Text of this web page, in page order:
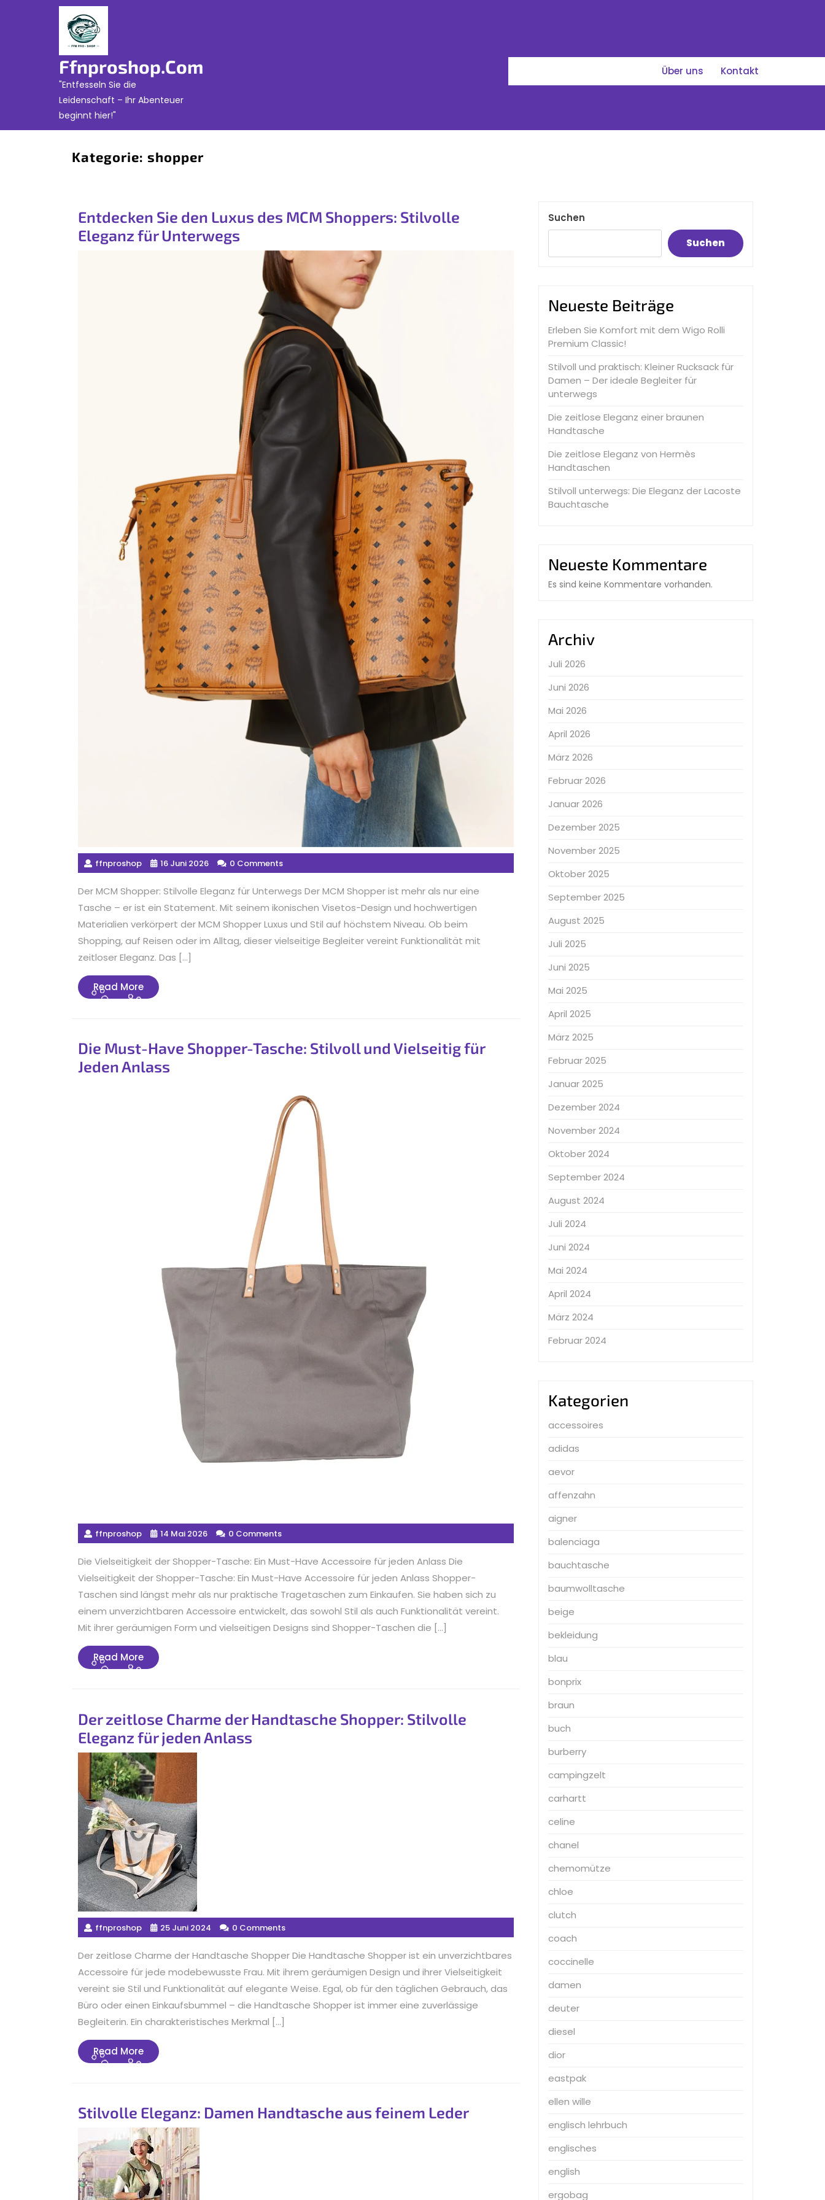
Ffnproshop.com
"Entfesseln Sie die
Leidenschaft – Ihr Abenteuer
beginnt hier!"
Über uns Kontakt
Kategorie: shopper
Entdecken Sie den Luxus des MCM Shoppers: Stilvolle
Eleganz für Unterwegs
ffnproshop 16 Juni 2026 0 Comments
Der MCM Shopper: Stilvolle Eleganz für Unterwegs Der MCM Shopper ist mehr als nur eine
Tasche – er ist ein Statement. Mit seinem ikonischen Visetos-Design und hochwertigen
Materialien verkörpert der MCM Shopper Luxus und Stil auf höchstem Niveau. Ob beim
Shopping, auf Reisen oder im Alltag, dieser vielseitige Begleiter vereint Funktionalität mit
zeitloser Eleganz. Das […]
Read MoreRead
More
Die Must-Have Shopper-Tasche: Stilvoll und Vielseitig für
Jeden Anlass
ffnproshop 14 Mai 2026 0 Comments
Die Vielseitigkeit der Shopper-Tasche: Ein Must-Have Accessoire für jeden Anlass Die
Vielseitigkeit der Shopper-Tasche: Ein Must-Have Accessoire für jeden Anlass Shopper-
Taschen sind längst mehr als nur praktische Tragetaschen zum Einkaufen. Sie haben sich zu
einem unverzichtbaren Accessoire entwickelt, das sowohl Stil als auch Funktionalität vereint.
Mit ihrer geräumigen Form und vielseitigen Designs sind Shopper-Taschen die […]
Read MoreRead
More
Der zeitlose Charme der Handtasche Shopper: Stilvolle
Eleganz für jeden Anlass
ffnproshop 25 Juni 2024 0 Comments
Der zeitlose Charme der Handtasche Shopper Die Handtasche Shopper ist ein unverzichtbares
Accessoire für jede modebewusste Frau. Mit ihrem geräumigen Design und ihrer Vielseitigkeit
vereint sie Stil und Funktionalität auf elegante Weise. Egal, ob für den täglichen Gebrauch, das
Büro oder einen Einkaufsbummel – die Handtasche Shopper ist immer eine zuverlässige
Begleiterin. Ein charakteristisches Merkmal […]
Read MoreRead
More
Stilvolle Eleganz: Damen Handtasche aus feinem Leder
Suchen
Suchen
Neueste Beiträge
Erleben Sie Komfort mit dem Wigo Rolli
Premium Classic!
Stilvoll und praktisch: Kleiner Rucksack für
Damen – Der ideale Begleiter für
unterwegs
Die zeitlose Eleganz einer braunen
Handtasche
Die zeitlose Eleganz von Hermès
Handtaschen
Stilvoll unterwegs: Die Eleganz der Lacoste
Bauchtasche
Neueste Kommentare
Es sind keine Kommentare vorhanden.
Archiv
Juli 2026
Juni 2026
Mai 2026
April 2026
März 2026
Februar 2026
Januar 2026
Dezember 2025
November 2025
Oktober 2025
September 2025
August 2025
Juli 2025
Juni 2025
Mai 2025
April 2025
März 2025
Februar 2025
Januar 2025
Dezember 2024
November 2024
Oktober 2024
September 2024
August 2024
Juli 2024
Juni 2024
Mai 2024
April 2024
März 2024
Februar 2024
Kategorien
accessoires
adidas
aevor
affenzahn
aigner
balenciaga
bauchtasche
baumwolltasche
beige
bekleidung
blau
bonprix
braun
buch
burberry
campingzelt
carhartt
celine
chanel
chemomütze
chloe
clutch
coach
coccinelle
damen
deuter
diesel
dior
eastpak
ellen wille
englisch lehrbuch
englisches
english
ergobag